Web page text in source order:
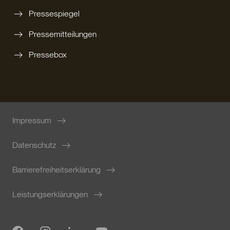
Pressespiegel
Pressemitteilungen
Pressebox
Impressum
Datenschutz
Barrierefreiheitserklärung
Leistungserklärungen